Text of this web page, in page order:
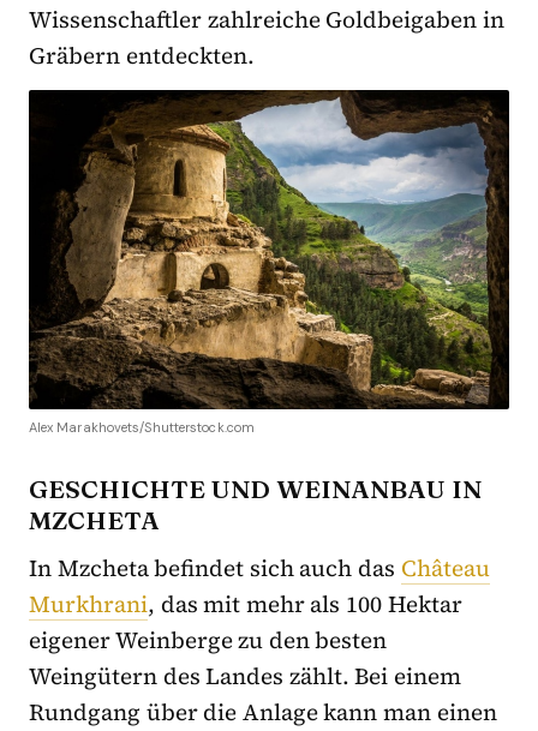
Wissenschaftler zahlreiche Goldbeigaben in
Gräbern entdeckten.
Alex Marakhovets/Shutterstock.com
GESCHICHTE UND WEINANBAU IN
MZCHETA
In Mzcheta befindet sich auch das Château
Murkhrani, das mit mehr als 100 Hektar
eigener Weinberge zu den besten
Weingütern des Landes zählt. Bei einem
Rundgang über die Anlage kann man einen